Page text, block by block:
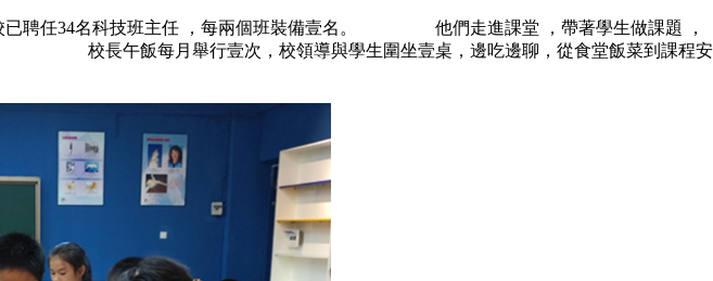
已聘任34名科技班主任 ，每兩個班裝備壹名。 他們走進課堂 ，帶著學生做課題 ，
。 校長午飯每月舉行壹次，校領導與學生圍坐壹桌，邊吃邊聊，從食堂飯菜到課程安